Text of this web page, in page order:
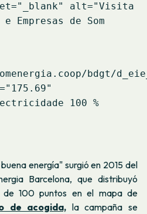
alt="Visita
Empresas de Som
bdgt/
100 %
energía" surgió en 2015 del
Barcelona, que distribuyó
de 100 puntos en el mapa de
de acogida, la campaña se